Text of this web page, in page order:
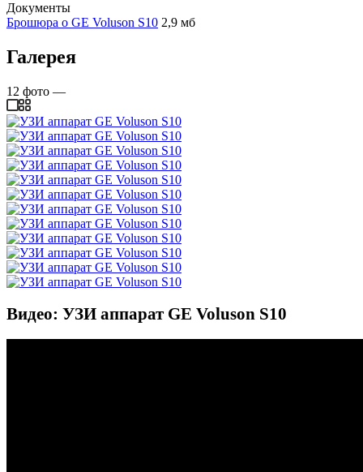
Документы
Брошюра о GE Voluson S10 2,9 мб
Галерея
12 фото —
Видео: УЗИ аппарат GE Voluson S10